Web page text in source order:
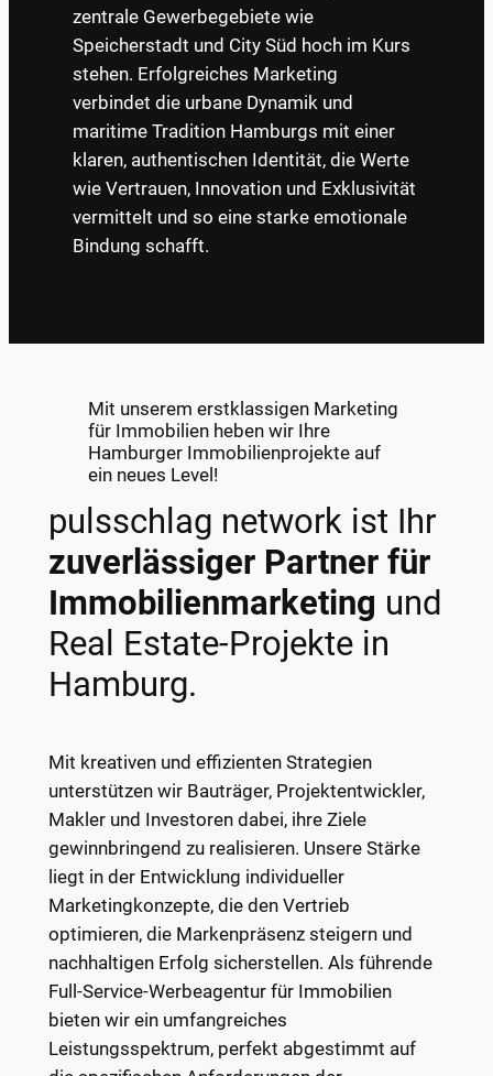
zentrale Gewerbegebiete wie
Speicherstadt und City Süd hoch im Kurs
stehen. Erfolgreiches Marketing
verbindet die urbane Dynamik und
maritime Tradition Hamburgs mit einer
klaren, authentischen Identität, die Werte
wie Vertrauen, Innovation und Exklusivität
vermittelt und so eine starke emotionale
Bindung schafft.
Mit unserem erstklassigen Marketing
für Immobilien heben wir Ihre
Hamburger Immobilienprojekte auf
ein neues Level!
pulsschlag network ist Ihr
zuverlässiger Partner für
Immobilienmarketing und
Real Estate-Projekte in
Hamburg.
Mit kreativen und effizienten Strategien
unterstützen wir Bauträger, Projektentwickler,
Makler und Investoren dabei, ihre Ziele
gewinnbringend zu realisieren. Unsere Stärke
liegt in der Entwicklung individueller
Marketingkonzepte, die den Vertrieb
optimieren, die Markenpräsenz steigern und
nachhaltigen Erfolg sicherstellen. Als führende
Full-Service-Werbeagentur für Immobilien
bieten wir ein umfangreiches
Leistungsspektrum, perfekt abgestimmt auf